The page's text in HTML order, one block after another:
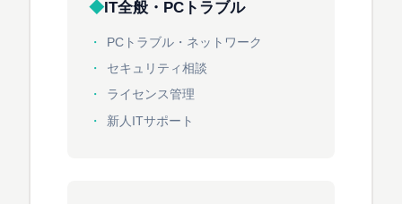
IT全般・PCトラブル
PCトラブル・ネットワーク
セキュリティ相談
ライセンス管理
新人ITサポート